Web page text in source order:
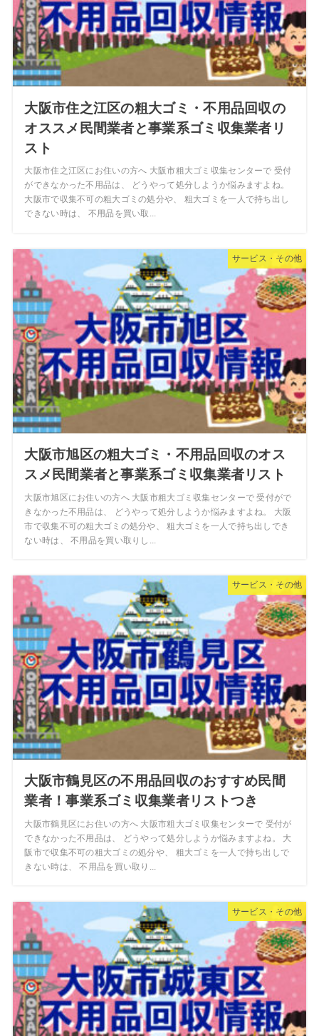
大阪市住之江区の粗大ゴミ・不用品回収の
オススメ民間業者と事業系ゴミ収集業者リ
スト
大阪市住之江区にお住いの方へ 大阪市粗大ゴミ収集センターで 受付
ができなかった不用品は、 どうやって処分しようか悩みますよね。
大阪市で収集不可の粗大ゴミの処分や、 粗大ゴミを一人で持ち出し
できない時は、 不用品を買い取...
サービス・その他
大阪市旭区の粗大ゴミ・不用品回収のオス
スメ民間業者と事業系ゴミ収集業者リスト
大阪市旭区にお住いの方へ 大阪市粗大ゴミ収集センターで 受付がで
きなかった不用品は、 どうやって処分しようか悩みますよね。 大阪
市で収集不可の粗大ゴミの処分や、 粗大ゴミを一人で持ち出しでき
ない時は、 不用品を買い取りし...
サービス・その他
大阪市鶴見区の不用品回収のおすすめ民間
業者！事業系ゴミ収集業者リストつき
大阪市鶴見区にお住いの方へ 大阪市粗大ゴミ収集センターで 受付が
できなかった不用品は、 どうやって処分しようか悩みますよね。 大
阪市で収集不可の粗大ゴミの処分や、 粗大ゴミを一人で持ち出しで
きない時は、 不用品を買い取り...
サービス・その他